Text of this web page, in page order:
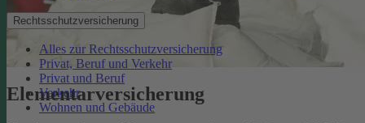
Rechtsschutzversicherung
Alles zur Rechtsschutzversicherung
Privat, Beruf und Verkehr
Privat und Beruf
Verkehr
Wohnen und Gebäude
Elementarversicherung